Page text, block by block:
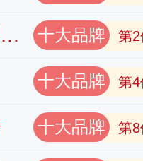
胶原蛋白肽饮料品牌榜 十大品牌 第2
十大品牌 第4
十大品牌 第8